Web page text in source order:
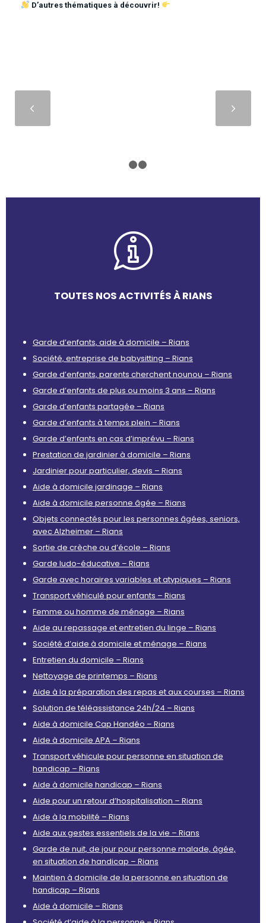
D’autres thématiques à découvrir!
TOUTES NOS ACTIVITÉS À RIANS
Garde d’enfants, aide à domicile – Rians
Société, entreprise de babysitting – Rians
Garde d’enfants, parents cherchent nounou – Rians
Garde d’enfants de plus ou moins 3 ans – Rians
Garde d’enfants partagée – Rians
Garde d’enfants à temps plein – Rians
Garde d’enfants en cas d’imprévu – Rians
Prestation de jardinier à domicile – Rians
Jardinier pour particulier, devis – Rians
Aide à domicile jardinage – Rians
Aide à domicile personne âgée – Rians
Objets connectés pour les personnes âgées, seniors,
avec Alzheimer – Rians
Sortie de crèche ou d’école – Rians
Garde ludo-éducative – Rians
Garde avec horaires variables et atypiques – Rians
Transport véhiculé pour enfants – Rians
Femme ou homme de ménage – Rians
Aide au repassage et entretien du linge – Rians
Société d’aide à domicile et ménage – Rians
Entretien du domicile – Rians
Nettoyage de printemps – Rians
Aide à la préparation des repas et aux courses – Rians
Solution de téléassistance 24h/24 – Rians
Aide à domicile Cap Handéo – Rians
Aide à domicile APA – Rians
Transport véhicule pour personne en situation de
handicap – Rians
Aide à domicile handicap – Rians
Aide pour un retour d’hospitalisation – Rians
Aide à la mobilité – Rians
Aide aux gestes essentiels de la vie – Rians
Garde de nuit, de jour pour personne malade, âgée,
en situation de handicap – Rians
Maintien à domicile de la personne en situation de
handicap – Rians
Aide à domicile – Rians